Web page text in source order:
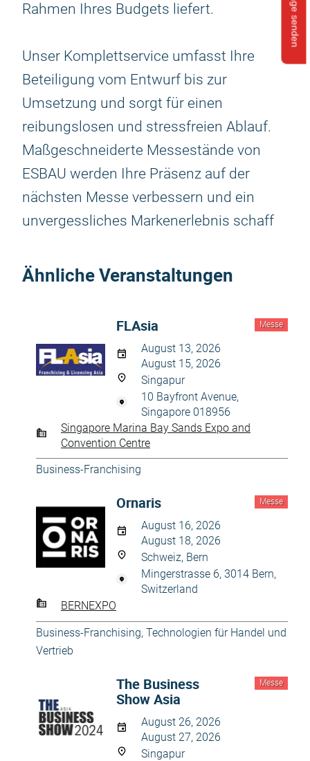
Rahmen Ihres Budgets liefert.
Unser Komplettservice umfasst Ihre
Beteiligung vom Entwurf bis zur
Umsetzung und sorgt für einen
reibungslosen und stressfreien Ablauf.
Maßgeschneiderte Messestände von
ESBAU werden Ihre Präsenz auf der
nächsten Messe verbessern und ein
unvergessliches Markenerlebnis schaff
Ähnliche Veranstaltungen
Messe
FLAsia
August 13, 2026
August 15, 2026
Singapur
10 Bayfront Avenue,
Singapore 018956
Singapore Marina Bay Sands Expo and
Convention Centre
Business-Franchising
Messe
Ornaris
August 16, 2026
August 18, 2026
Schweiz, Bern
Mingerstrasse 6, 3014 Bern,
Switzerland
BERNEXPO
Business-Franchising, Technologien für Handel und
Vertrieb
Messe
The Business
Show Asia
August 26, 2026
August 27, 2026
Singapur